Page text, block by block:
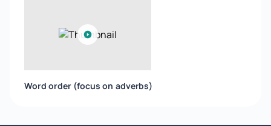
Word order (focus on adverbs)